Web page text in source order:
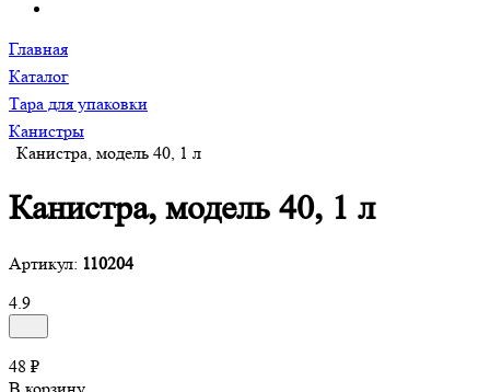
Главная
Каталог
Тара для упаковки
Канистры
Канистра, модель 40, 1 л
Канистра, модель 40, 1 л
Артикул: 110204
4.9
48 ₽